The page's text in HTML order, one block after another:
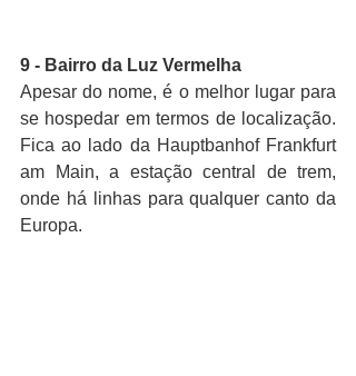
9 - Bairro da Luz Vermelha
Apesar do nome, é o melhor lugar para
se hospedar em termos de localização.
Fica ao lado da Hauptbanhof Frankfurt
am Main, a estação central de trem,
onde há linhas para qualquer canto da
Europa.